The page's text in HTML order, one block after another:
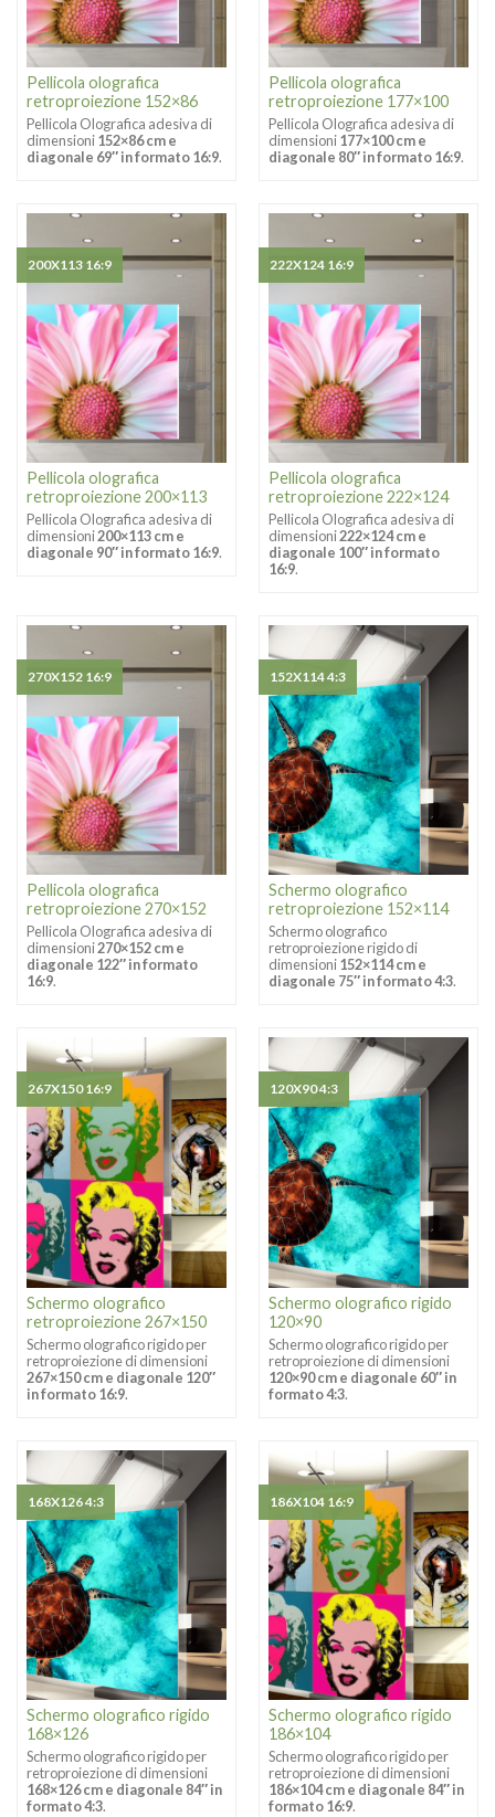
Pellicola olografica
retroproiezione 152×86
Pellicola Olografica adesiva di
dimensioni152×86 cm e
diagonale 69″ in formato 16:9.
Pellicola olografica
retroproiezione 177×100
Pellicola Olografica adesiva di
dimensioni177×100 cm e
diagonale 80″ in formato 16:9.
Pellicola olografica
retroproiezione 200×113
Pellicola Olografica adesiva di
dimensioni200×113 cm e
diagonale 90″ in formato 16:9.
200X113 16:9
Pellicola olografica
retroproiezione 222×124
Pellicola Olografica adesiva di
dimensioni222×124 cm e
diagonale 100″ in formato
16:9.
222X124 16:9
Pellicola olografica
retroproiezione 270×152
Pellicola Olografica adesiva di
dimensioni270×152 cm e
diagonale 122″ in formato
16:9.
270X152 16:9
Schermo olografico
retroproiezione 152×114
Schermo olografico
retroproiezione rigido di
dimensioni152×114 cm e
diagonale 75″ in formato 4:3.
152X114 4:3
Schermo olografico
retroproiezione 267×150
Schermo olografico rigido per
retroproiezione di dimensioni
267×150 cm e diagonale 120″
in formato 16:9.
267X150 16:9
Schermo olografico rigido
120×90
Schermo olografico rigido per
retroproiezione di dimensioni
120×90 cm e diagonale 60″ in
formato 4:3.
120X90 4:3
Schermo olografico rigido
168×126
Schermo olografico rigido per
retroproiezione di dimensioni
168×126 cm e diagonale 84″ in
formato 4:3.
168X126 4:3
Schermo olografico rigido
186×104
Schermo olografico rigido per
retroproiezione di dimensioni
186×104 cm e diagonale 84″ in
formato 16:9.
186X104 16:9